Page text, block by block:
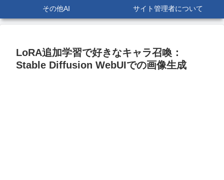
その他AI サイト管理者について
LoRA追加学習で好きなキャラ召喚：
Stable Diffusion WebUIでの画像生成